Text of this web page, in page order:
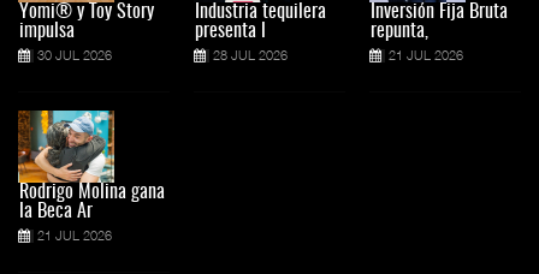
Yomi® y Toy Story
impulsa
30 JUL 2026
Rodrigo Molina gana
la Beca Ar
21 JUL 2026
Industria tequilera
presenta l
28 JUL 2026
Inversión Fija Bruta
repunta,
21 JUL 2026